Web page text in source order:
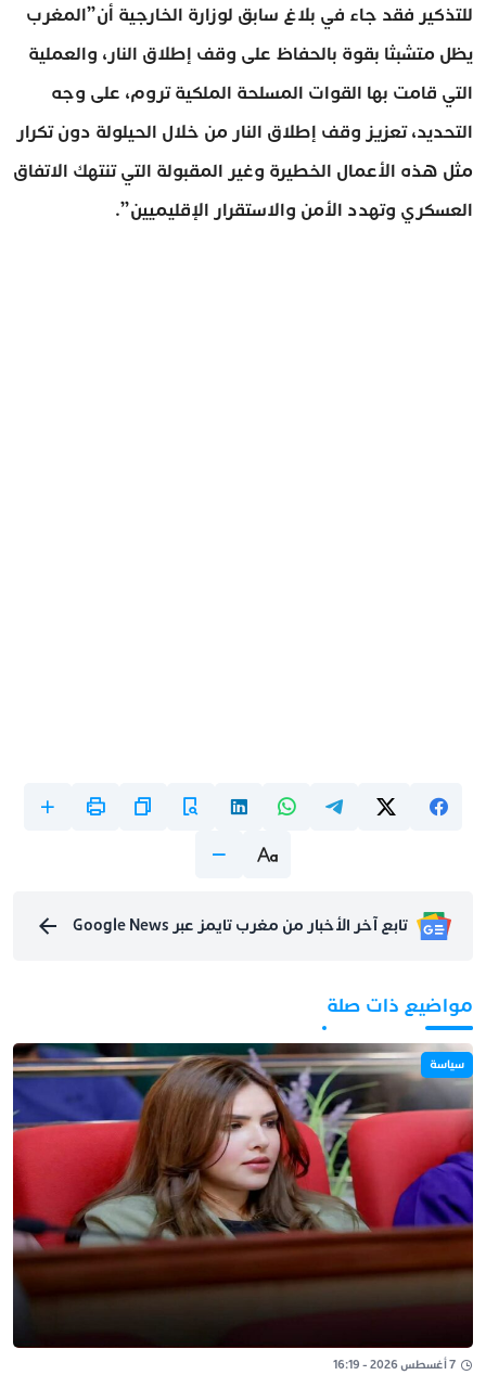
للتذكير فقد جاء في بلاغ سابق لوزارة الخارجية أن”المغرب
يظل متشبثا بقوة بالحفاظ على وقف إطلاق النار، والعملية
التي قامت بها القوات المسلحة الملكية تروم، على وجه
التحديد، تعزيز وقف إطلاق النار من خلال الحيلولة دون تكرار
مثل هذه الأعمال الخطيرة وغير المقبولة التي تنتهك الاتفاق
العسكري وتهدد الأمن والاستقرار الإقليميين”.
تابع آخر الأخبار من مغرب تايمز عبر Google News
مواضيع ذات صلة
سياسة
7 أغسطس 2026 - 16:19